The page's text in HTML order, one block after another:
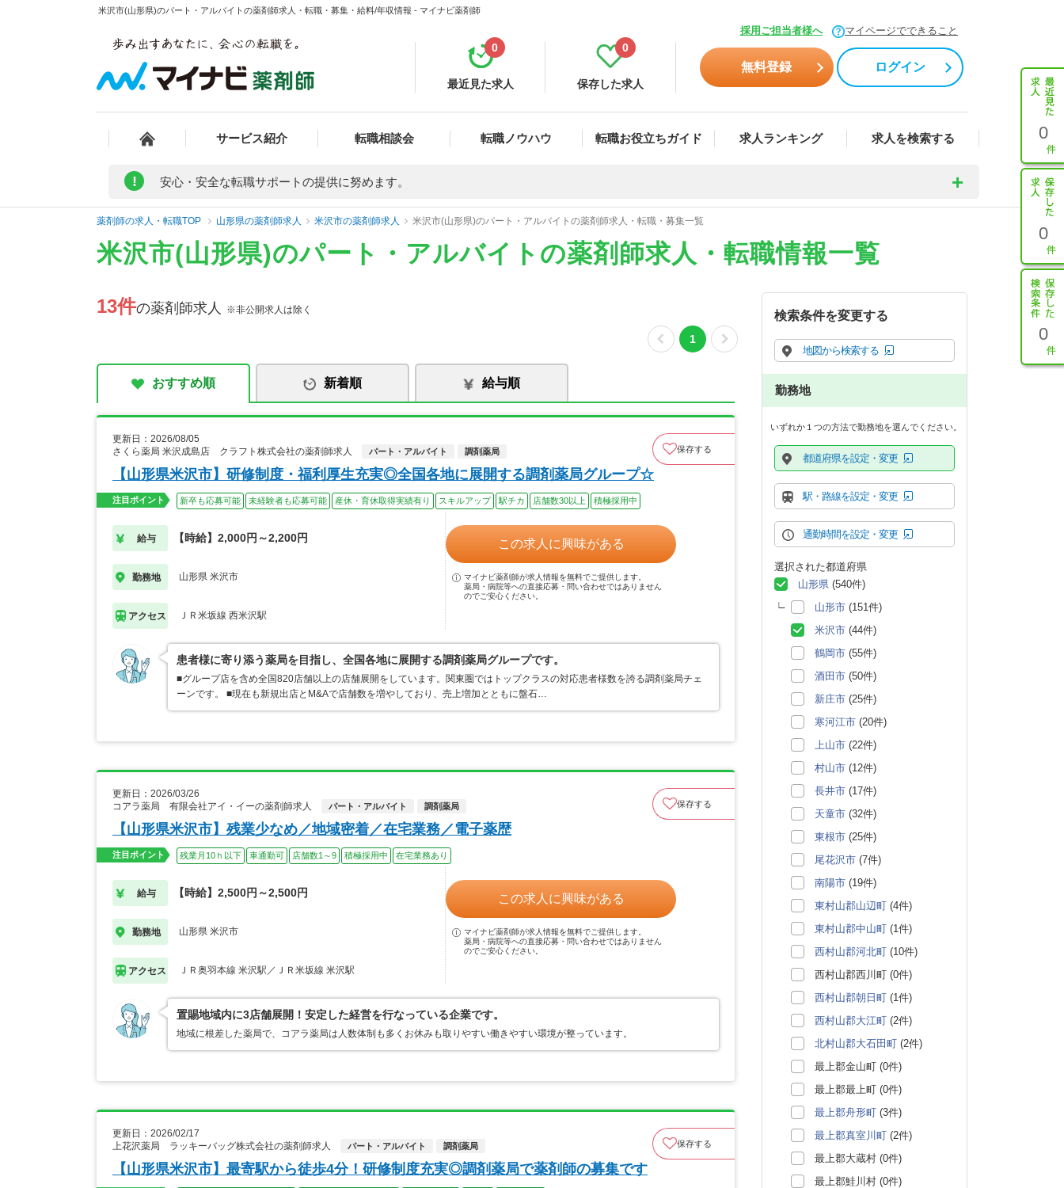
米沢市(山形県)のパート・アルバイトの薬剤師求人・転職・募集・給料/年収情報 - マイナビ薬剤師
採用ご担当者様へ マイページでできること
最近見た求人
0
保存した求人
0
無料登録 ログイン
サービス紹介 転職相談会 転職ノウハウ 転職お役立ちガイド 求人ランキング 求人を検索する 0
0
0
! 安心・安全な転職サポートの提供に努めます。
薬剤師の求人・転職TOP 山形県の薬剤師求人 米沢市の薬剤師求人 米沢市(山形県)のパート・アルバイトの薬剤師求人・転職・募集一覧
米沢市(山形県)のパート・アルバイトの薬剤師求人・転職情報一覧
13件の薬剤師求人 ※非公開求人は除く
1
おすすめ順 新着順 給与順
更新日：2026/08/05
さくら薬局 米沢成島店 クラフト株式会社の薬剤師求人
パート・アルバイト 調剤薬局 保存する
【山形県米沢市】研修制度・福利厚生充実◎全国各地に展開する調剤薬局グループ☆
注目ポイント 新卒も応募可能 未経験者も応募可能 産休・育休取得実績有り スキルアップ 駅チカ 店舗数30以上 積極採用中
給与 【時給】2,000円～2,200円
勤務地 山形県 米沢市
アクセス ＪＲ米坂線 西米沢駅
この求人に興味がある
マイナビ薬剤師が求人情報を無料でご提供します。
薬局・病院等への直接応募・問い合わせではありません
のでご安心ください。
患者様に寄り添う薬局を目指し、全国各地に展開する調剤薬局グループです。
■グループ店を含め全国820店舗以上の店舗展開をしています。関東圏ではトップクラスの対応患者様数を誇る調剤薬局チェ
ーンです。 ■現在も新規出店とM&Aで店舗数を増やしており、売上増加とともに盤石…
更新日：2026/03/26
コアラ薬局 有限会社アイ・イーの薬剤師求人
パート・アルバイト 調剤薬局 保存する
【山形県米沢市】残業少なめ／地域密着／在宅業務／電子薬歴
注目ポイント 残業月10ｈ以下 車通勤可 店舗数1～9 積極採用中 在宅業務あり
給与 【時給】2,500円～2,500円
勤務地 山形県 米沢市
アクセス ＪＲ奥羽本線 米沢駅／ＪＲ米坂線 米沢駅
この求人に興味がある
マイナビ薬剤師が求人情報を無料でご提供します。
薬局・病院等への直接応募・問い合わせではありません
のでご安心ください。
置賜地域内に3店舗展開！安定した経営を行なっている企業です。
地域に根差した薬局で、コアラ薬局は人数体制も多くお休みも取りやすい働きやすい環境が整っています。
更新日：2026/02/17
上花沢薬局 ラッキーバッグ株式会社の薬剤師求人
パート・アルバイト 調剤薬局 保存する
【山形県米沢市】最寄駅から徒歩4分！研修制度充実◎調剤薬局で薬剤師の募集です
検索条件を変更する
地図から検索する
勤務地
いずれか１つの方法で勤務地を選んでください。
都道府県を設定・変更
駅・路線を設定・変更
通勤時間を設定・変更
選択された都道府県
山形県 (540件)
山形市 (151件)
米沢市 (44件)
鶴岡市 (55件)
酒田市 (50件)
新庄市 (25件)
寒河江市 (20件)
上山市 (22件)
村山市 (12件)
長井市 (17件)
天童市 (32件)
東根市 (25件)
尾花沢市 (7件)
南陽市 (19件)
東村山郡山辺町 (4件)
東村山郡中山町 (1件)
西村山郡河北町 (10件)
西村山郡西川町 (0件)
西村山郡朝日町 (1件)
西村山郡大江町 (2件)
北村山郡大石田町 (2件)
最上郡金山町 (0件)
最上郡最上町 (0件)
最上郡舟形町 (3件)
最上郡真室川町 (2件)
最上郡大蔵村 (0件)
最上郡鮭川村 (0件)